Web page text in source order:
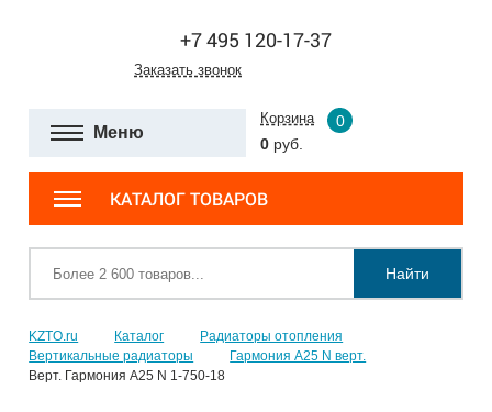
+7 495 120-17-37
Заказать звонок
Меню
Корзина
0
0 руб.
КАТАЛОГ ТОВАРОВ
Найти
KZTO.ru Каталог
Радиаторы отопления
Вертикальные радиаторы
Гармония А25 N верт.
Верт. Гармония А25 N 1-750-18